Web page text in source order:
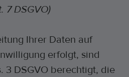
7 DSGVO)
Ihrer Daten auf
erfolgt, sind
3 DSGVO berechtigt, die